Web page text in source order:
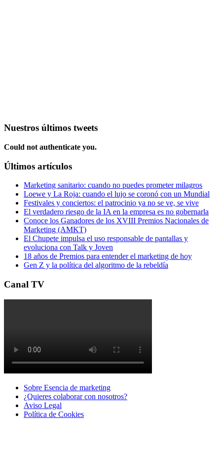
Nuestros últimos tweets
Could not authenticate you.
Últimos artículos
Marketing sanitario: cuando no puedes prometer milagros
Loewe y La Roja: cuando el lujo se coronó con un Mundial
Festivales y conciertos: el patrocinio ya no se ve, se vive
El verdadero riesgo de la IA en la empresa es no gobernarla
Conoce los Ganadores de los XVIII Premios Nacionales de
Marketing (AMKT)
El Chupete impulsa el uso responsable de pantallas y
evoluciona con Talk y Joven
18 años de Premios para entender el marketing de hoy
Gen Z y la política del algoritmo de la rebeldía
Canal TV
Sobre Esencia de marketing
¿Quieres colaborar con nosotros?
Aviso Legal
Polí­tica de Cookies